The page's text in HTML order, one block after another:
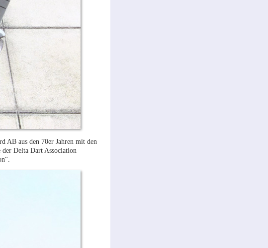
AB aus den 70er Jahren mit den
Delta Dart Association